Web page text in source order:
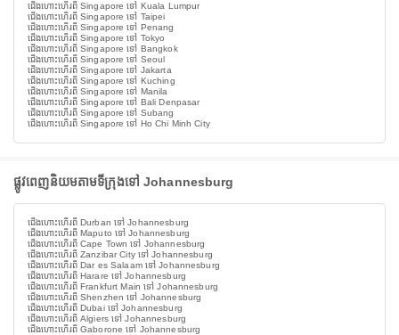
ជើងហោះហើរពី Singapore ទៅ Kuala Lumpur
ជើងហោះហើរពី Singapore ទៅ Taipei
ជើងហោះហើរពី Singapore ទៅ Penang
ជើងហោះហើរពី Singapore ទៅ Tokyo
ជើងហោះហើរពី Singapore ទៅ Bangkok
ជើងហោះហើរពី Singapore ទៅ Seoul
ជើងហោះហើរពី Singapore ទៅ Jakarta
ជើងហោះហើរពី Singapore ទៅ Kuching
ជើងហោះហើរពី Singapore ទៅ Manila
ជើងហោះហើរពី Singapore ទៅ Bali Denpasar
ជើងហោះហើរពី Singapore ទៅ Subang
ជើងហោះហើរពី Singapore ទៅ Ho Chi Minh City
ផ្លូវពេញនិយមតាមទីក្រុងទៅ Johannesburg
ជើងហោះហើរពី Durban ទៅ Johannesburg
ជើងហោះហើរពី Maputo ទៅ Johannesburg
ជើងហោះហើរពី Cape Town ទៅ Johannesburg
ជើងហោះហើរពី Zanzibar City ទៅ Johannesburg
ជើងហោះហើរពី Dar es Salaam ទៅ Johannesburg
ជើងហោះហើរពី Harare ទៅ Johannesburg
ជើងហោះហើរពី Frankfurt Main ទៅ Johannesburg
ជើងហោះហើរពី Shenzhen ទៅ Johannesburg
ជើងហោះហើរពី Dubai ទៅ Johannesburg
ជើងហោះហើរពី Algiers ទៅ Johannesburg
ជើងហោះហើរពី Gaborone ទៅ Johannesburg